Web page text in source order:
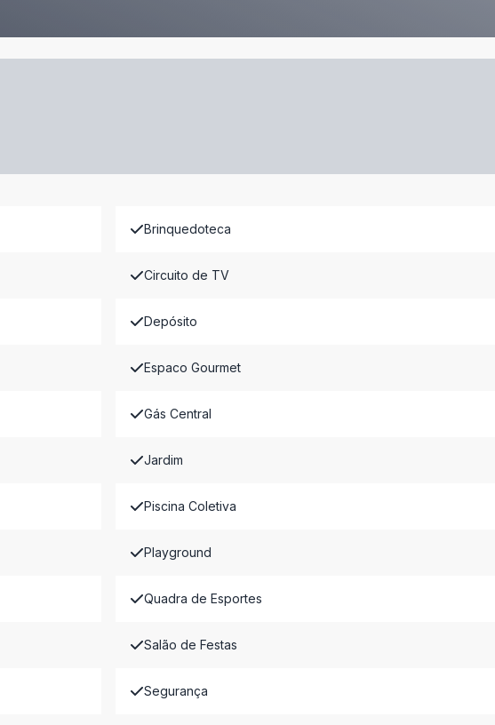
Brinquedoteca
Circuito de TV
Depósito
Espaco Gourmet
Gás Central
Jardim
Piscina Coletiva
Playground
Quadra de Esportes
Salão de Festas
Segurança